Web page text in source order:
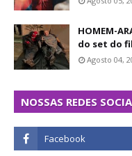
HOMEM-
do set do
Agosto 04,
NOSSAS REDES